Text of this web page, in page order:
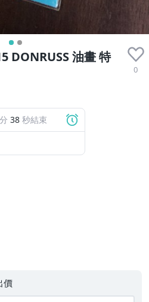
DONRUSS 油畫 特
0
分 37 秒結束
價